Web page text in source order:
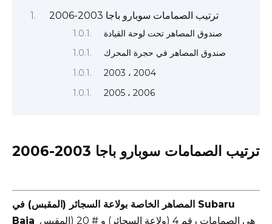
ترتيب الصمامات سوبارو باجا 2003-2006
صندوق المصاهر تحت لوحة القيادة
صندوق المصاهر في حجرة المحرك
2003 ، 2004
2005 ، 2006
ترتيب الصمامات سوبارو باجا 2003-2006
المصاهر الخاصة بولاعة السجائر (المقبس) في Subaru
Baja